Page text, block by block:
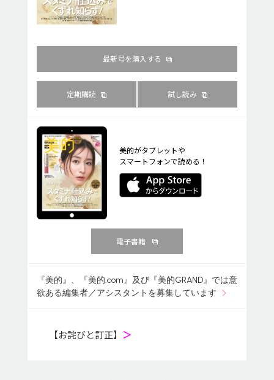
最新号を購入する
定期購読 試し読み
美的がタブレットや
スマートフォンで読める！
電子書籍
『美的』、『美的.com』及び『美的GRAND』では意
欲ある編集者／アシスタントを募集しています
【お詫びと訂正】 ＞